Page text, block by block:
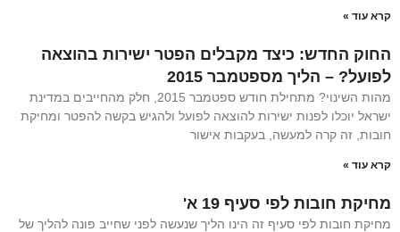
קרא עוד »
החוק החדש: כיצד מקבלים הפטר ישירות בהוצאה
לפועל? – הליך מספטמבר 2015
מהות השינוי? מתחילת חודש ספטמבר 2015, חלק מהחייבים במדינת
ישראל יוכלו לפנות ישירות להוצאה לפועל ולהגיש בקשה להפטר ומחיקת
חובות, זה קרה למעשה, בעקבות אישור
קרא עוד »
מחיקת חובות לפי סעיף 19 א'
מחיקת חובות לפי סעיף זה הינו הליך שנעשה לפני שחייב פונה להליך של